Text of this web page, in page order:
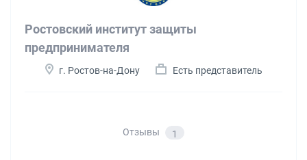
Ростовский институт защиты
предпринимателя
г. Ростов-на-Дону Есть представитель
Отзывы 1